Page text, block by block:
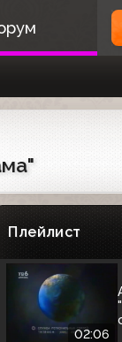
Плейлист
01:00
01:25
02:06